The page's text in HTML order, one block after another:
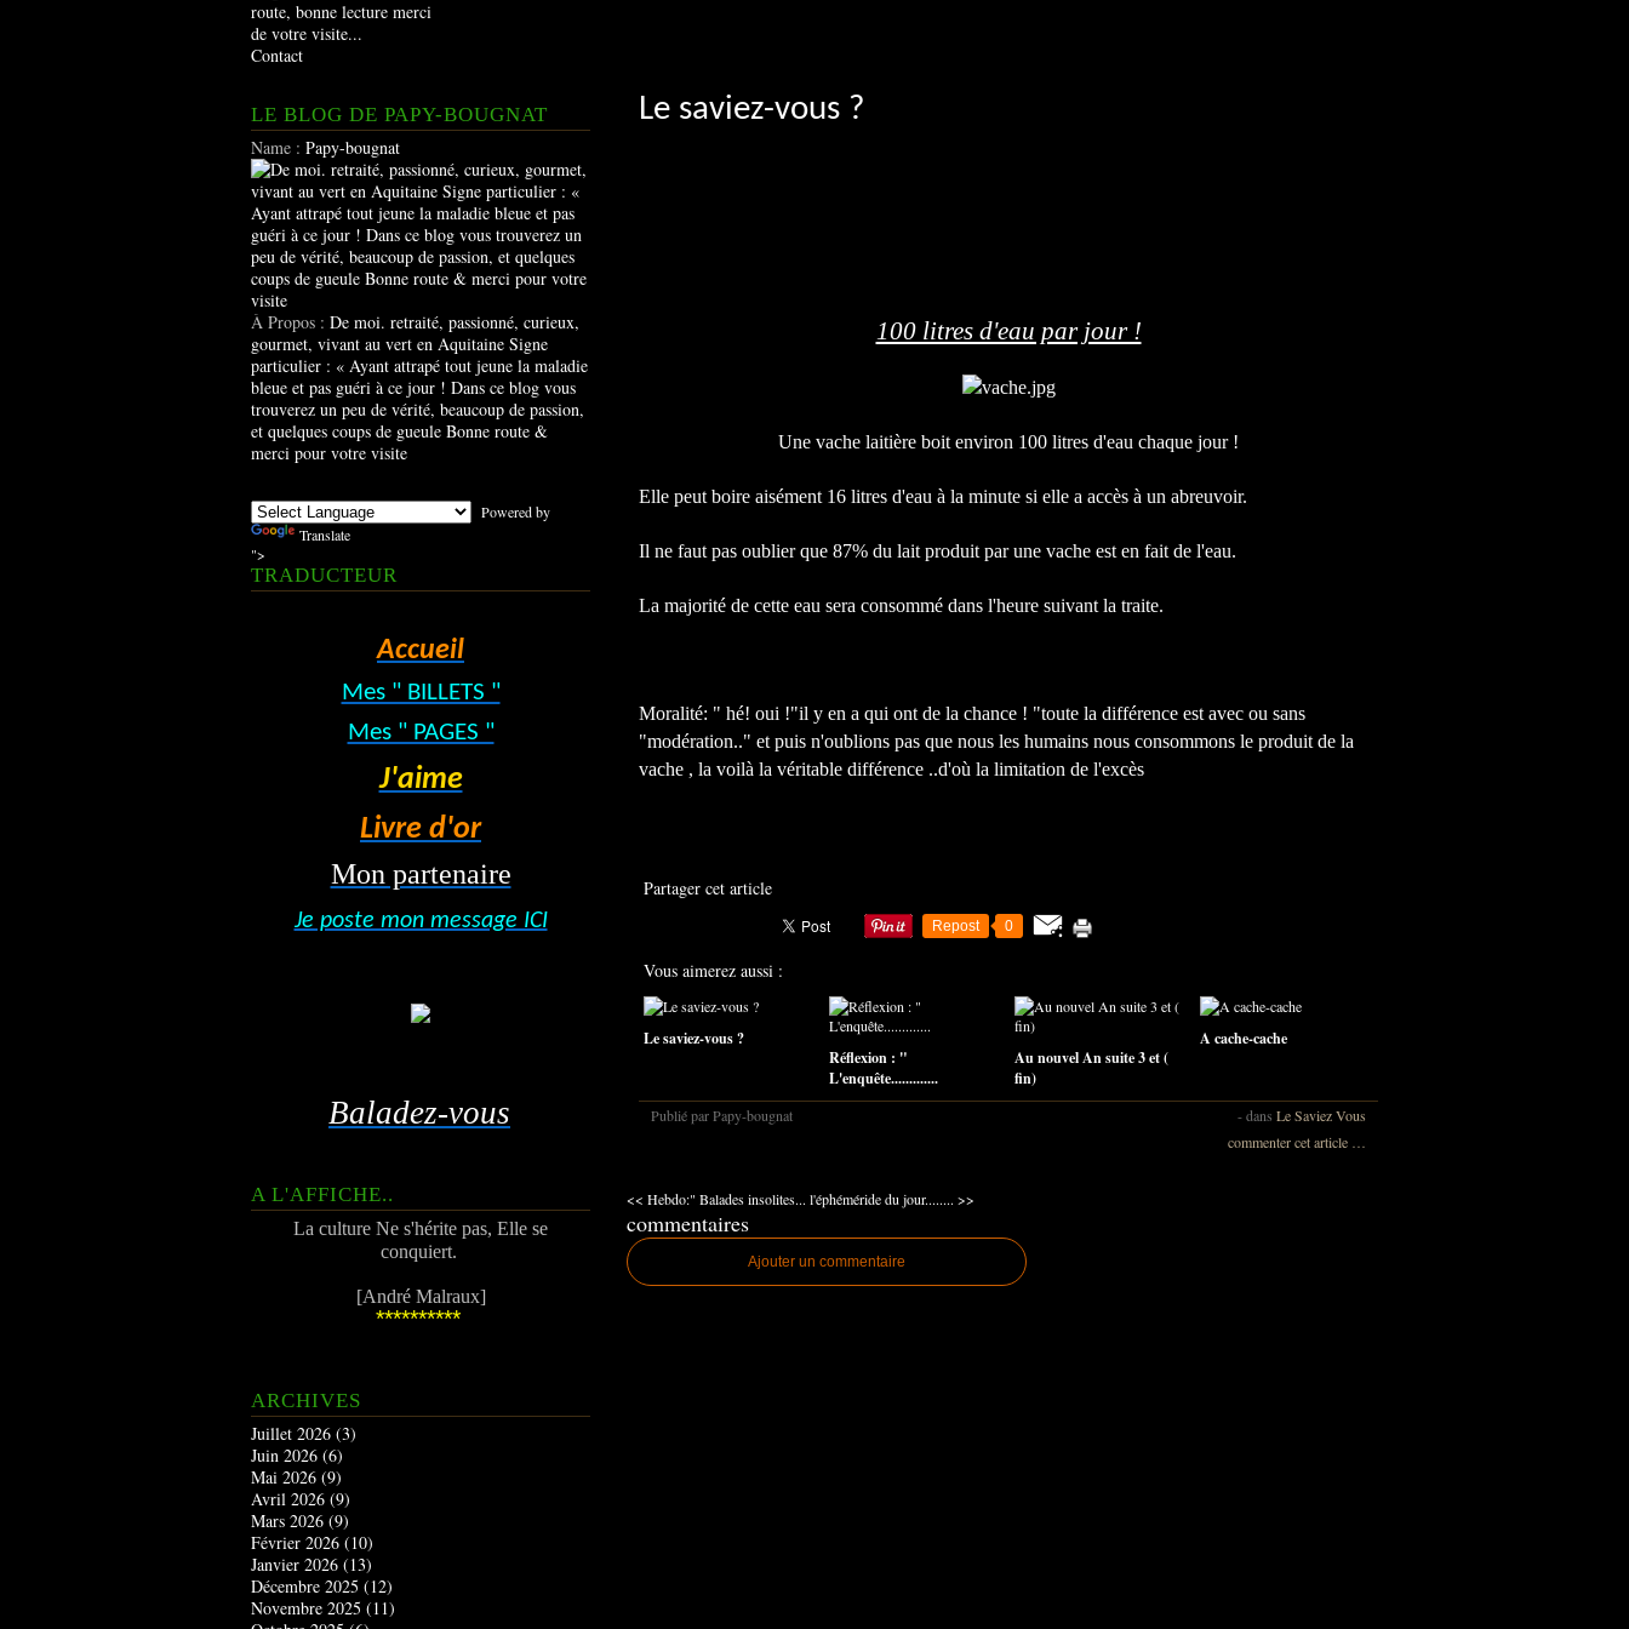
route, bonne lecture merci
de votre visite...
Contact
LE BLOG DE PAPY-BOUGNAT
Name : Papy-bougnat
À Propos : De moi. retraité, passionné, curieux,
gourmet, vivant au vert en Aquitaine Signe
particulier : « Ayant attrapé tout jeune la maladie
bleue et pas guéri à ce jour ! Dans ce blog vous
trouverez un peu de vérité, beaucoup de passion,
et quelques coups de gueule Bonne route &
merci pour votre visite
Powered by
Translate
">
TRADUCTEUR
Accueil
Mes " BILLETS "
Mes " PAGES "
J'aime
Livre d'or
Mon partenaire
Je poste mon message ICI
Baladez-vous
A L'AFFICHE..
La culture Ne s'hérite pas, Elle se
conquiert.
[André Malraux]
**********
ARCHIVES
Juillet 2026 (3)
Juin 2026 (6)
Mai 2026 (9)
Avril 2026 (9)
Mars 2026 (9)
Février 2026 (10)
Janvier 2026 (13)
Décembre 2025 (12)
Novembre 2025 (11)
Le saviez-vous ?
100 litres d'eau par jour !
Une vache laitière boit environ 100 litres d'eau chaque jour !
Elle peut boire aisément 16 litres d'eau à la minute si elle a accès à un abreuvoir.
Il ne faut pas oublier que 87% du lait produit par une vache est en fait de l'eau.
La majorité de cette eau sera consommé dans l'heure suivant la traite.
Moralité: " hé! oui !"il y en a qui ont de la chance ! "toute la différence est avec ou sans
"modération.." et puis n'oublions pas que nous les humains nous consommons le produit de la
vache , la voilà la véritable différence ..d'où la limitation de l'excès
Partager cet article
Repost 0
Vous aimerez aussi :
Le saviez-vous ?
Réflexion : "
L'enquête.............
Au nouvel An suite 3 et (
fin)
A cache-cache
Publié par Papy-bougnat -dans Le Saviez Vous
commenter cet article
<< Hebdo:" Balades insolites... l'éphéméride du jour........ >>
commentaires
Ajouter un commentaire